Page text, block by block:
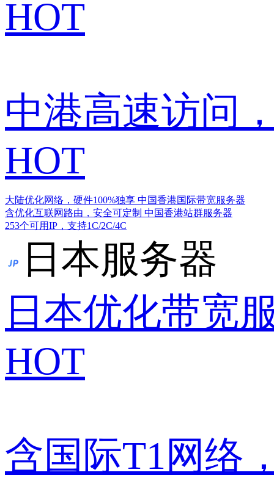
HOT
中港高速访问
HOT
大陆优化网络，硬件100%独享 中国香港国际带宽服务器
含优化互联网路由，安全可定制 中国香港站群服务器
253个可用IP，支持1C/2C/4C
日本服务器
日本优化带宽
HOT
含国际T1网络